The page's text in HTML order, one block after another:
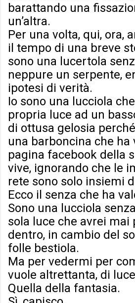
barattando una
un’altra.
Per una volta, qui, ora,
il tempo di una breve
sono una lucertola
neppure un serpente,
ipotesi di verità.
Io sono una lucciola
propria luce ad un
di ottusa gelosia
una barboncina che ha
pagina facebook della
vive, ignorando che le
rete sono solo insiemi
Ecco il senza che ha
Sono una lucciola
sola luce che avrei mai
dentro, in cambio del
folle bestiola.
Ma per vedermi per
vuole altrettanta, di
Quella della fantasia.